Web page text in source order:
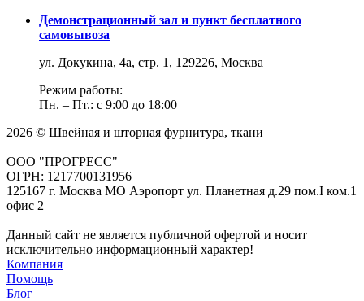
Демонстрационный зал и пункт бесплатного
самовывоза
ул. Докукина, 4а, стр. 1, 129226, Москва
Режим работы:
Пн. – Пт.: с 9:00 до 18:00
2026 © Швейная и шторная фурнитура, ткани
ООО "ПРОГРЕСС"
ОГРН: 1217700131956
125167 г. Москва МО Аэропорт ул. Планетная д.29 пом.I ком.1
офис 2
Данный сайт не является публичной офертой и носит
исключительно информационный характер!
Компания
Помощь
Блог